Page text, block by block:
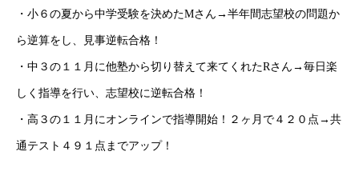
・小６の夏から中学受験を決めたMさん→半年間志望校の問題か
ら逆算をし、見事逆転合格！
・中３の１１月に他塾から切り替えて来てくれたRさん→毎日楽
しく指導を行い、志望校に逆転合格！
・高３の１１月にオンラインで指導開始！２ヶ月で４２０点→共
通テスト４９１点までアップ！